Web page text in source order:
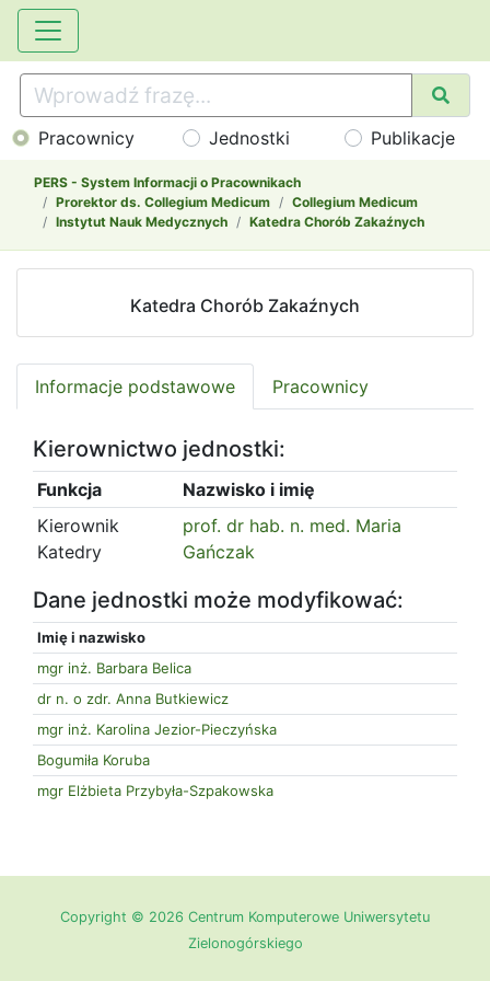
Pracownicy Jednostki Publikacje
PERS - System Informacji o Pracownikach
Prorektor ds. Collegium Medicum
Collegium Medicum
Instytut Nauk Medycznych
Katedra Chorób Zakaźnych
Katedra Chorób Zakaźnych
Informacje podstawowe Pracownicy
Kierownictwo jednostki:
Funkcja
Nazwisko i imię
Kierownik
Katedry
prof. dr hab. n. med. Maria
Gańczak
Dane jednostki może modyfikować:
Imię i nazwisko
mgr inż. Barbara Belica
dr n. o zdr. Anna Butkiewicz
mgr inż. Karolina Jezior-Pieczyńska
Bogumiła Koruba
mgr Elżbieta Przybyła-Szpakowska
Copyright © 2026 Centrum Komputerowe Uniwersytetu
Zielonogórskiego